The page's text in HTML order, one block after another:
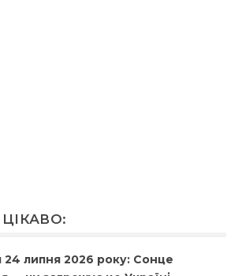
24 липня 2026 року: Сонце